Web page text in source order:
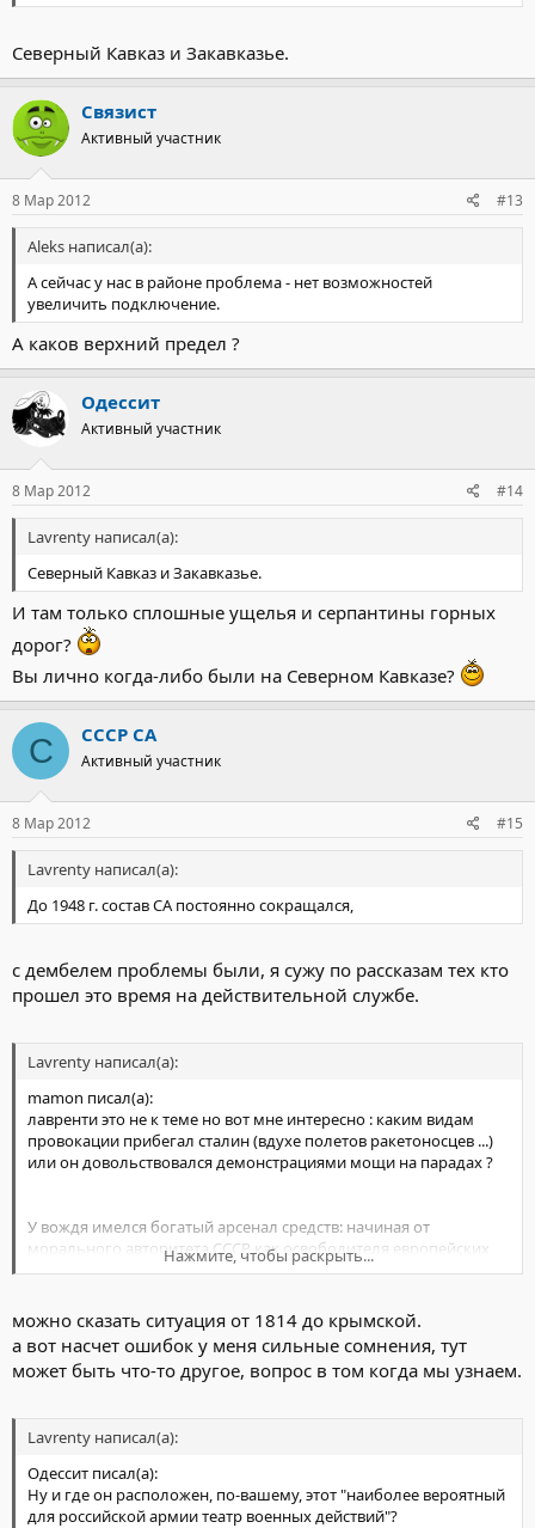
Северный Кавказ и Закавказье.
Связист
Активный участник
8 Мар 2012 #13
Aleks написал(а):
А сейчас у нас в районе проблема - нет возможностей
увеличить подключение.
А каков верхний предел ?
Одессит
Активный участник
8 Мар 2012 #14
Lavrenty написал(а):
Северный Кавказ и Закавказье.
И там только сплошные ущелья и серпантины горных
дорог?
Вы лично когда-либо были на Северном Кавказе?
С СССР СА
Активный участник
8 Мар 2012 #15
Lavrenty написал(а):
До 1948 г. состав СА постоянно сокращался,
с дембелем проблемы были, я сужу по рассказам тех кто
прошел это время на действительной службе.
Lavrenty написал(а):
mamon писал(а):
лавренти это не к теме но вот мне интересно : каким видам
провокации прибегал сталин (вдухе полетов ракетоносцев ...)
или он довольствовался демонстрациями мощи на парадах ?
У вождя имелся богатый арсенал средств: начиная от
морального авторитета СССР как освободителя европейских
народов, заканчивая мощной Советской армией и
движением. Требовалось совершить немало ошибок, чтобы, в
конечном итоге, про…ть такой капитал.
_________________
Нажмите, чтобы раскрыть...
можно сказать ситуация от 1814 до крымской.
а вот насчет ошибок у меня сильные сомнения, тут
может быть что-то другое, вопрос в том когда мы узнаем.
Lavrenty написал(а):
Одессит писал(а):
Ну и где он расположен, по-вашему, этот "наиболее вероятный
для российской армии театр военных действий"?